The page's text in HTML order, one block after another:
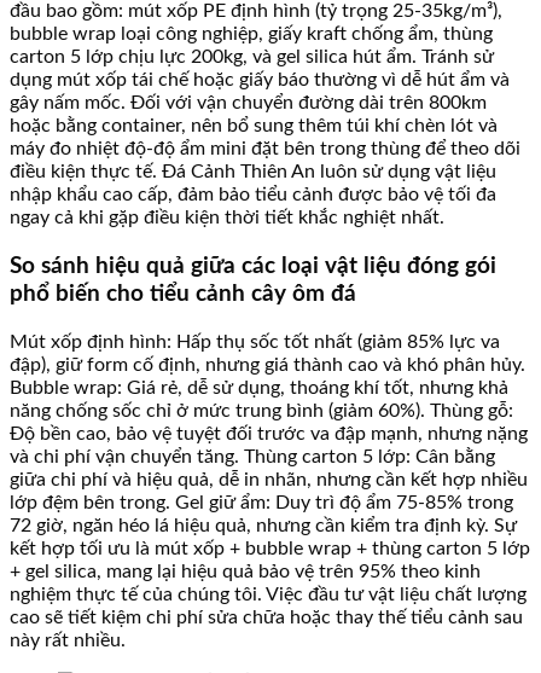
đầu bao gồm: mút xốp PE định hình (tỷ trọng 25-35kg/m³),
bubble wrap loại công nghiệp, giấy kraft chống ẩm, thùng
carton 5 lớp chịu lực 200kg, và gel silica hút ẩm. Tránh sử
dụng mút xốp tái chế hoặc giấy báo thường vì dễ hút ẩm và
gây nấm mốc. Đối với vận chuyển đường dài trên 800km
hoặc bằng container, nên bổ sung thêm túi khí chèn lót và
máy đo nhiệt độ-độ ẩm mini đặt bên trong thùng để theo dõi
điều kiện thực tế. Đá Cảnh Thiên An luôn sử dụng vật liệu
nhập khẩu cao cấp, đảm bảo tiểu cảnh được bảo vệ tối đa
ngay cả khi gặp điều kiện thời tiết khắc nghiệt nhất.
So sánh hiệu quả giữa các loại vật liệu đóng gói
phổ biến cho tiểu cảnh cây ôm đá
Mút xốp định hình: Hấp thụ sốc tốt nhất (giảm 85% lực va
đập), giữ form cố định, nhưng giá thành cao và khó phân hủy.
Bubble wrap: Giá rẻ, dễ sử dụng, thoáng khí tốt, nhưng khả
năng chống sốc chỉ ở mức trung bình (giảm 60%). Thùng gỗ:
Độ bền cao, bảo vệ tuyệt đối trước va đập mạnh, nhưng nặng
và chi phí vận chuyển tăng. Thùng carton 5 lớp: Cân bằng
giữa chi phí và hiệu quả, dễ in nhãn, nhưng cần kết hợp nhiều
lớp đệm bên trong. Gel giữ ẩm: Duy trì độ ẩm 75-85% trong
72 giờ, ngăn héo lá hiệu quả, nhưng cần kiểm tra định kỳ. Sự
kết hợp tối ưu là mút xốp + bubble wrap + thùng carton 5 lớp
+ gel silica, mang lại hiệu quả bảo vệ trên 95% theo kinh
nghiệm thực tế của chúng tôi. Việc đầu tư vật liệu chất lượng
cao sẽ tiết kiệm chi phí sửa chữa hoặc thay thế tiểu cảnh sau
này rất nhiều.